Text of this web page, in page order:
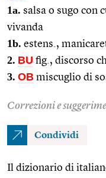
1a. salsa o sugo con
vivanda
1b. estens.,
2. BU fig., discorso
3. OB miscuglio di
Correzioni e
Condividi
Il dizionario di